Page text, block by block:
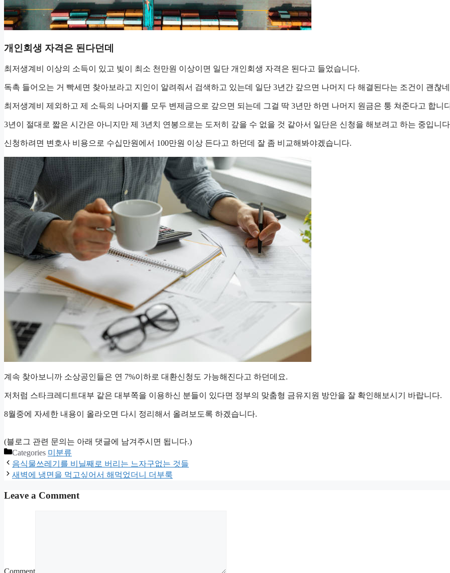
개인회생 자격은 된다던데
최저생계비 이상의 소득이 있고 빚이 최소 천만원 이상이면 일단 개인회생 자격은 된다고 들었습니다.
독촉 들어오는 거 빡세면 찾아보라고 지인이 알려줘서 검색하고 있는데 일단 3년간 갚으면 나머지 다 해결된다는 조건이 괜찮
최저생계비 제외하고 제 소득의 나머지를 모두 변제금으로 갚으면 되는데 그걸 딱 3년만 하면 나머지 원금은 퉁 쳐준다고 합니
3년이 절대로 짧은 시간은 아니지만 제 3년치 연봉으로는 도저히 갚을 수 없을 것 같아서 일단은 신청을 해보려고 하는 중입니
신청하려면 변호사 비용으로 수십만원에서 100만원 이상 든다고 하던데 잘 좀 비교해봐야겠습니다.
계속 찾아보니까 소상공인들은 연 7%이하로 대환신청도 가능해진다고 하던데요.
저처럼 스타크레디트대부 같은 대부쪽을 이용하신 분들이 있다면 정부의 맞춤형 금유지원 방안을 잘 확인해보시기 바랍니다.
8월중에 자세한 내용이 올라오면 다시 정리해서 올려보도록 하겠습니다.
(블로그 관련 문의는 아래 댓글에 남겨주시면 됩니다.)
Categories 미분류
음식물쓰레기를 비닐째로 버리는 느자구없는 것들
새벽에 냉면을 먹고싶어서 해먹었더니 더부룩
Leave a Comment
Comment